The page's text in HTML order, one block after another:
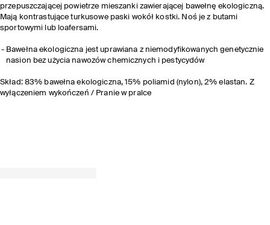
przepuszczającej powietrze mieszanki zawierającej bawełnę ekologiczną.
Mają kontrastujące turkusowe paski wokół kostki. Noś je z butami
sportowymi lub loafersami.
Bawełna ekologiczna jest uprawiana z niemodyfikowanych genetycznie
nasion bez użycia nawozów chemicznych i pestycydów
Skład: 83% bawełna ekologiczna, 15% poliamid (nylon), 2% elastan. Z
wyłączeniem wykończeń / Pranie w pralce